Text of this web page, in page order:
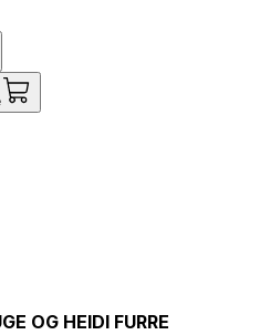
OG HEIDI FURRE